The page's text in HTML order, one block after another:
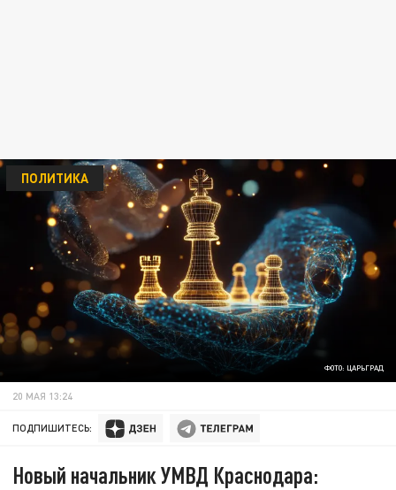
ФОТО: ЦАРЬГРАД
ПОЛИТИКА
20 МАЯ 13:24
ПОДПИШИТЕСЬ:
Новый начальник УМВД Краснодара: